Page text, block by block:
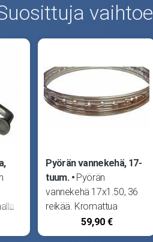
Pyörän vannekehä, 17-
tuum.
Pyörän
vannekehä 17x1.50, 36
reikää. Kromattua
terästä. Sopii esim.
Helkama AX, Raisu ja CR,
59,90 €